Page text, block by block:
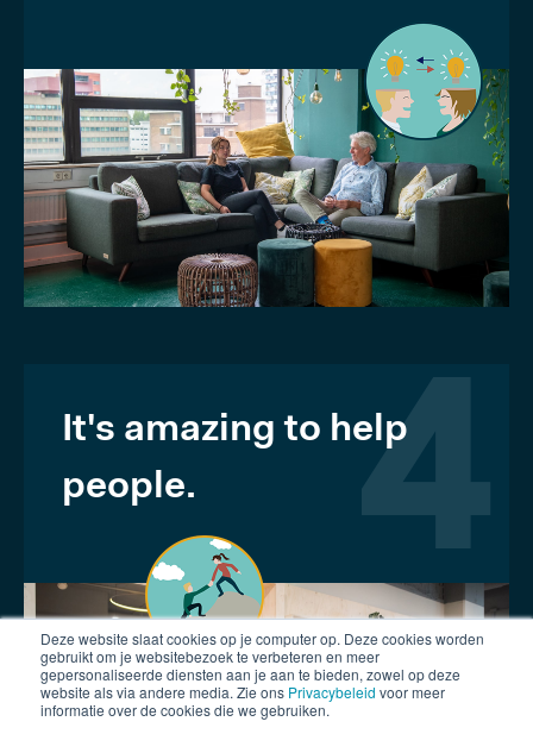
Deze website slaat cookies op je computer op. Deze cookies worden
gebruikt om je websitebezoek te verbeteren en meer
gepersonaliseerde diensten aan je aan te bieden, zowel op deze
website als via andere media. Zie ons Privacybeleid voor meer
informatie over de cookies die we gebruiken.
It's amazing to help
people.
4